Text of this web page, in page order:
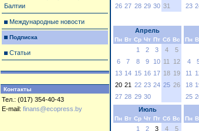
Балтии
Международные новости
Подписка
Статьи
Контакты
Тел.: (017) 354-40-43
E-mail: finans@ecopress.by
26 27 28 29 30 31
23
Апрель
Пн Вт Ср Чт Пт Сб Вс
1 2 3 4
5
6
7 8 9 10 11
12
13 14 15 16 17 18 19
20 21 22 23 24 25 26
27 28 29 30
Пн
4
11
18
25
Июль
Пн Вт Ср Чт Пт Сб Вс
1 2 3 4
5
Пн